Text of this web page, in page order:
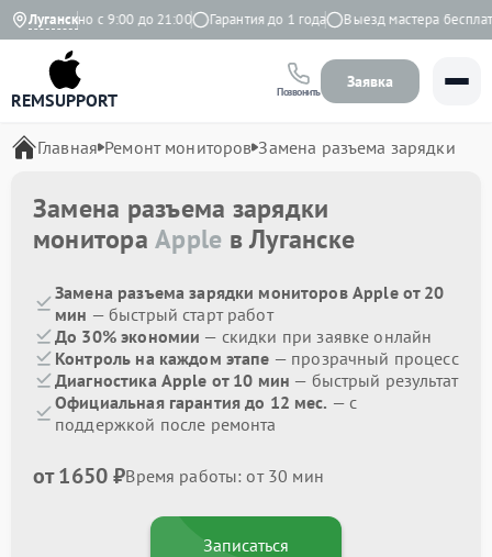
Луганск
Ежедневно с 9:00 до 21:00 Гарантия до 1 года Выезд мастера бесплатно
REMSUPPORT Позвонить
Заявка
Главная Ремонт мониторов Замена разъема зарядки
Замена разъема зарядки
монитораApple в Луганске
Замена разъема зарядки мониторов Apple от 20
мин — быстрый старт работ
До 30% экономии — скидки при заявке онлайн
Контроль на каждом этапе — прозрачный процесс
Диагностика Apple от 10 мин — быстрый результат
Официальная гарантия до 12 мес. — с
поддержкой после ремонта
от 1650 ₽Время работы: от 30 мин
Записаться